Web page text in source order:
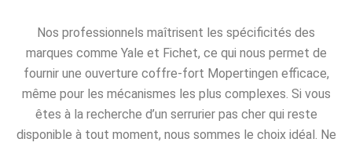
Nos professionnels maîtrisent les spécificités des
marques comme Yale et Fichet, ce qui nous permet de
fournir une ouverture coffre-fort Mopertingen efficace,
même pour les mécanismes les plus complexes. Si vous
êtes à la recherche d’un serrurier pas cher qui reste
disponible à tout moment, nous sommes le choix idéal. Ne